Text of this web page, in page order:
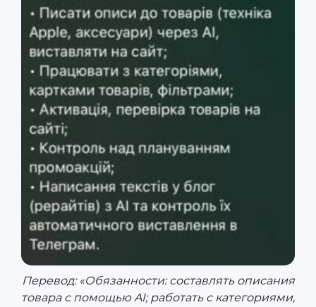
Перевод: «Обязанности: составлять описания
товара с помощью AI; работать с категориями,